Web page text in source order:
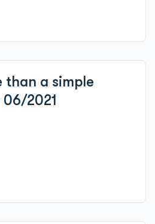
than a simple
2021